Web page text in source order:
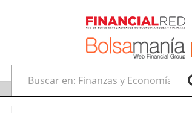
Buscar en: